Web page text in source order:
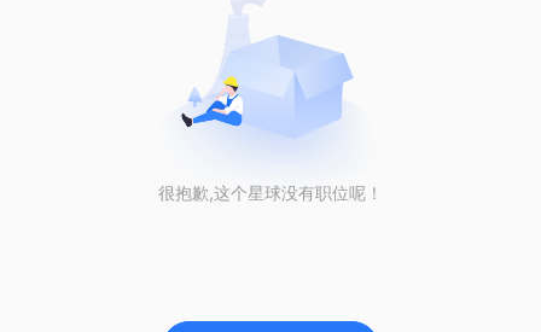
很抱歉,这个星球没有职位呢！